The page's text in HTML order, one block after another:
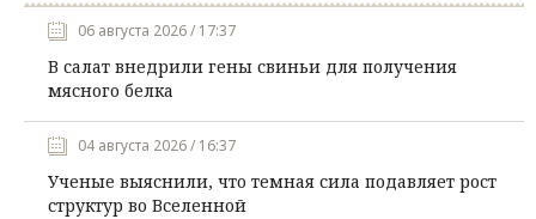
06 августа 2026 / 17:37
В салат внедрили гены свиньи для получения
мясного белка
04 августа 2026 / 16:37
Ученые выяснили, что темная сила подавляет рост
структур во Вселенной